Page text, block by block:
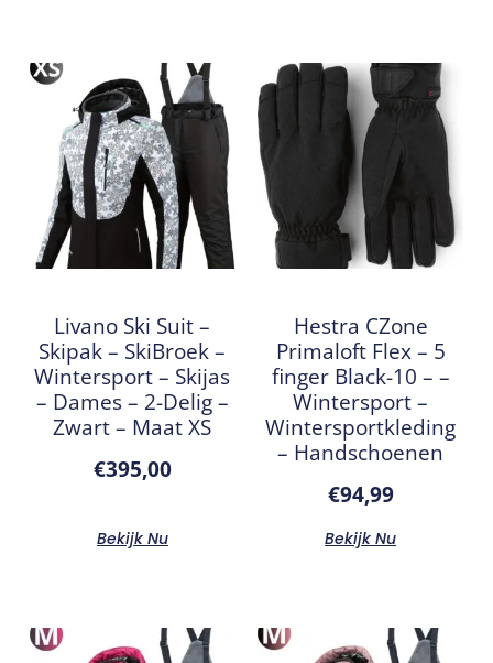
Livano Ski Suit –
Skipak – SkiBroek –
Wintersport – Skijas
– Dames – 2-Delig –
Zwart – Maat XS
€395,00
Bekijk Nu
Hestra CZone
Primaloft Flex – 5
finger Black-10 – –
Wintersport –
Wintersportkleding
– Handschoenen
€94,99
Bekijk Nu